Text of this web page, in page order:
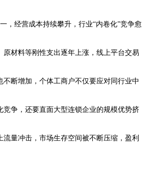
，经营成本持续攀升，行业“内卷化”竞争愈
原材料等刚性支出逐年上涨，线上平台交易
不断增加，个体工商户不仅要应对同行业中
竞争，还要直面大型连锁企业的规模优势挤
流量冲击，市场生存空间被不断压缩，盈利